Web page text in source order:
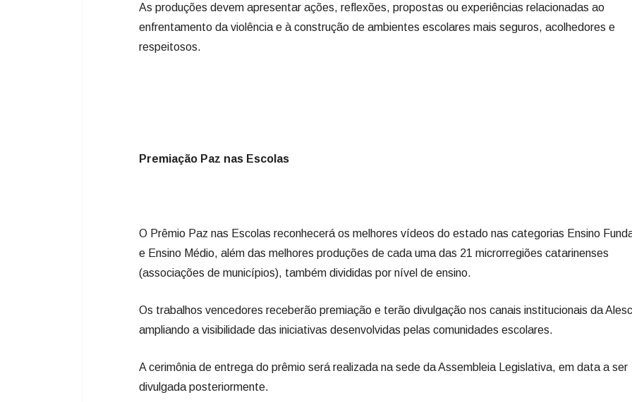
As produções devem apresentar ações, reflexões, propostas ou experiências relacionadas ao
enfrentamento da violência e à construção de ambientes escolares mais seguros, acolhedores e
respeitosos.
Premiação Paz nas Escolas
O Prêmio Paz nas Escolas reconhecerá os melhores vídeos do estado nas categorias Ensino
e Ensino Médio, além das melhores produções de cada uma das 21 microrregiões catarinenses
(associações de municípios), também divididas por nível de ensino.
Os trabalhos vencedores receberão premiação e terão divulgação nos canais institucionais da
ampliando a visibilidade das iniciativas desenvolvidas pelas comunidades escolares.
A cerimônia de entrega do prêmio será realizada na sede da Assembleia Legislativa, em data a ser
divulgada posteriormente.